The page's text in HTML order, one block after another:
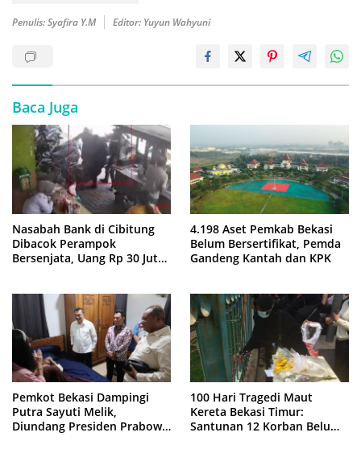
Penulis: Syafira Y.M Editor: Yuyun Wahyuni
Baca Juga
Nasabah Bank di Cibitung
Dibacok Perampok
Bersenjata, Uang Rp 30 Juta
4.198 Aset Pemkab Bekasi
Belum Bersertifikat, Pemda
Gandeng Kantah dan KPK
Pemkot Bekasi Dampingi
Putra Sayuti Melik,
Diundang Presiden Prabowo
100 Hari Tragedi Maut
Kereta Bekasi Timur:
Santunan 12 Korban Belum